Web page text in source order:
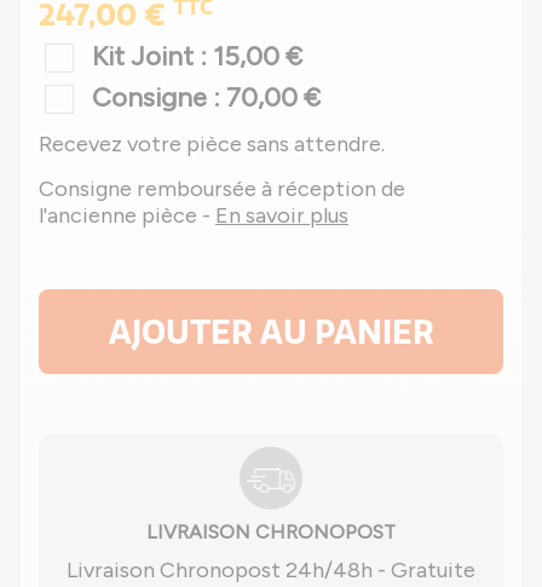
247,00 € TTC
Kit Joint : 15,00 €
Consigne : 70,00 €
Recevez votre pièce sans attendre.
Consigne remboursée à réception de
l'ancienne pièce - En savoir plus
AJOUTER AU PANIER
LIVRAISON CHRONOPOST
Livraison Chronopost 24h/48h - Gratuite